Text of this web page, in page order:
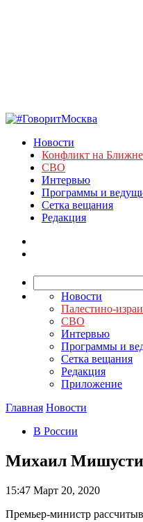
Новости
Конфликт на
СВО
Интервью
Программы и
Сетка вещания
Редакция
Новости
Палестино-
СВО
Интервью
Программы и
Сетка вещания
Редакция
Приложение
Главная Новости
В России
Михаил
15:47 Март 20, 2020
Премьер-министр